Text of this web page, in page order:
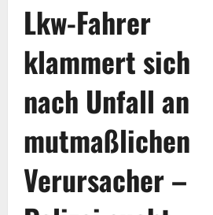
Lkw-Fahrer
klammert sich
nach Unfall an
mutmaßlichen
Verursacher –